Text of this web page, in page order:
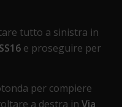
tutto a sinistra in
e proseguire per
per compiere
a destra in Via